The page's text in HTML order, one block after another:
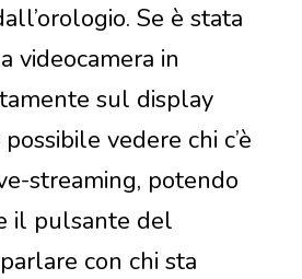
Se è stata
videocamera in
sul display
vedere chi c’è
streaming, potendo
il pulsante del
con chi sta